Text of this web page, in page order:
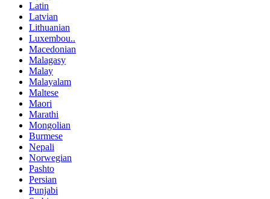
Latin
Latvian
Lithuanian
Luxembou..
Macedonian
Malagasy
Malay
Malayalam
Maltese
Maori
Marathi
Mongolian
Burmese
Nepali
Norwegian
Pashto
Persian
Punjabi